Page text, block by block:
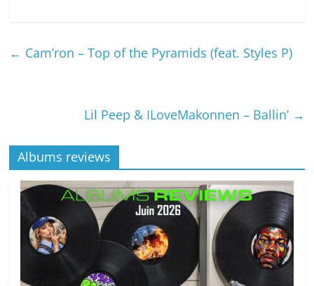
← Cam’ron – Top of the Pyramids (feat. Styles P)
Lil Peep & ILoveMakonnen – Ballin’ →
Albums reviews